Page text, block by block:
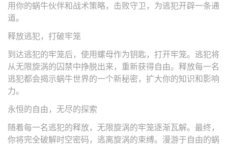
用你的蜗牛伙伴和战术策略，击败守卫，为逃犯开辟一条通
道。
释放逃犯，打破牢笼
到达逃犯的牢笼后，使用螺母作为钥匙，打开牢笼。逃犯将
从无限旋涡的囚禁中挣脱出来，重新获得自由。释放每一名
逃犯都会揭示蜗牛世界的一个新秘密，扩大你的知识和影响
力。
永恒的自由，无尽的探索
随着每一名逃犯的释放，无限旋涡的牢笼逐渐瓦解。最终，
你将完全破解时空密码，逃离旋涡的束缚。漫游于自由的蜗